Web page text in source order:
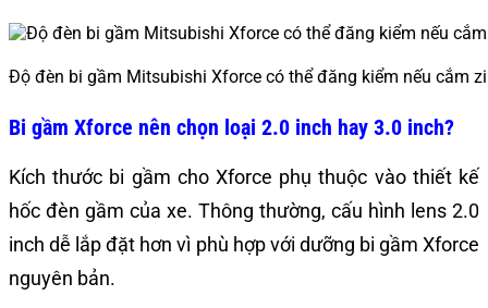
Độ đèn bi gầm Mitsubishi Xforce có thể đăng kiểm nếu cắm
Bi gầm Xforce nên chọn loại 2.0 inch hay 3.0 inch?
Kích thước bi gầm cho Xforce phụ thuộc vào thiết kế
hốc đèn gầm của xe. Thông thường, cấu hình lens 2.0
inch dễ lắp đặt hơn vì phù hợp với dưỡng bi gầm Xforce
nguyên bản.